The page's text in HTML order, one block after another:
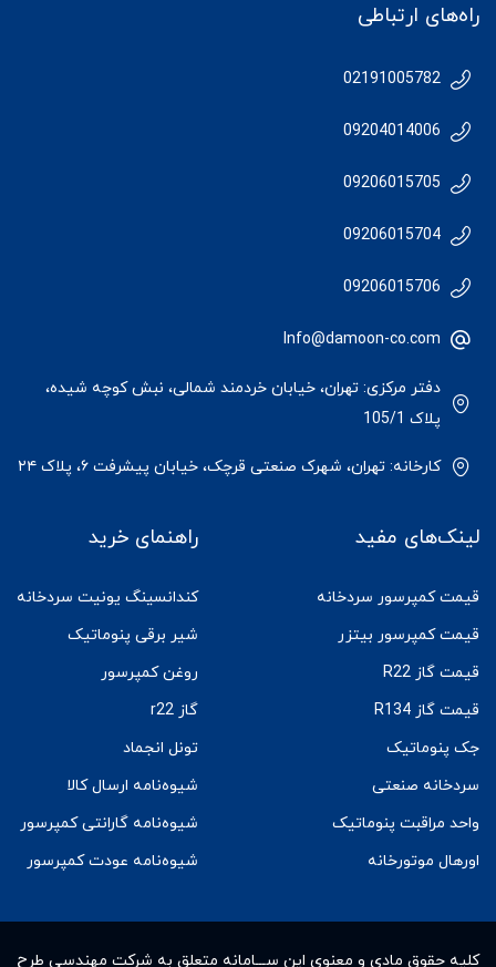
راه‌های ارتباطی
02191005782
09204014006
09206015705
09206015704
09206015706
Info@damoon-co.com
دفتر مرکزی: تهران، خیابان خردمند شمالی، نبش کوچه شیده،
پلاک 105/1
کارخانه: تهران، شهرک صنعتی قرچک، خیابان پیشرفت ۶، پلاک ۲۴
لینک‌های مفید
قیمت کمپرسور سردخانه
قیمت کمپرسور بیتزر
قیمت گاز R22
قیمت گاز R134
جک پنوماتیک
سردخانه صنعتی
واحد مراقبت پنوماتیک
اورهال موتورخانه
راهنمای خرید
کندانسینگ یونیت سردخانه
شیر برقی پنوماتیک
روغن کمپرسور
گاز r22
تونل انجماد
شیوه‌نامه ارسال کالا
شیوه‌نامه گارانتی کمپرسور
شیوه‌نامه عودت کمپرسور
کلیه حقوق مادى و معنوى این ســـامانه متعلق به شرکت مهندسی طرح